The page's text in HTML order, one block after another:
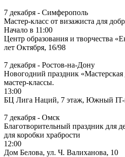
7 декабря - Симферополь
Мастер-класс от визажиста для
Начало в 11:00
Центр образования и творчества
лет Октября, 16/98
7 декабря - Ростов-на-Дону
Новогодний праздник
мастер-классы.
13:00
БЦ Лига Наций, 7 этаж, Южный IT-
7 декабря - Омск
Благотворительный праздник для
для коробки храбрости
12:00
Дом Белова, ул. Ч. Валиханова, 10